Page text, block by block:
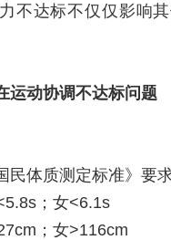
不达标不仅仅影响
运动协调不达标问题
民体质测定标准》要
；女<6.1s
；女>116cm